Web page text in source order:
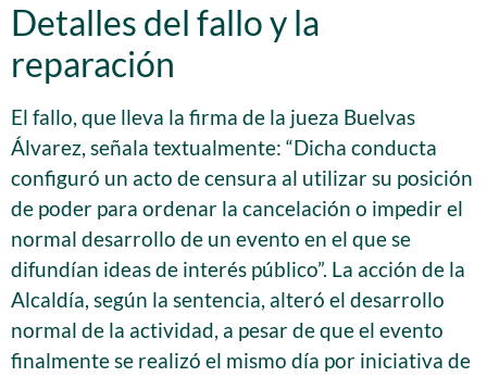
Detalles del fallo y la
reparación
El fallo, que lleva la firma de la jueza Buelvas
Álvarez, señala textualmente: “Dicha conducta
configuró un acto de censura al utilizar su posición
de poder para ordenar la cancelación o impedir el
normal desarrollo de un evento en el que se
difundían ideas de interés público”. La acción de la
Alcaldía, según la sentencia, alteró el desarrollo
normal de la actividad, a pesar de que el evento
finalmente se realizó el mismo día por iniciativa de